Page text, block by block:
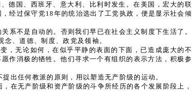
德国、西班牙、意大利、比利时发生。在美国，宏大的联
经过保守党18年的统治选出了工党执政，便是显示社会倾
系不是自动的。否则我们早已在社会主义制度下生活了。
、道德、制度、政党及领袖。
，无论如何，在似乎平静的表面的下面，已造成庞大的不
作消极的牺牲。他们寻求一个有组织的表示方法，积极参
出任何教派的原则，用以塑造无产阶级的运动。
在无产阶级和资产阶级的斗争所经历的各个发展阶段上，